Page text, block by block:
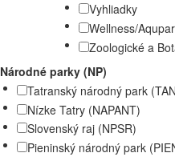
Vyhliadky
Wellness/
Zoologické a
Národné parky (NP)
Tatranský národný park
Nízke Tatry (NAPANT)
Slovenský raj (NPSR)
Pieninský národný park